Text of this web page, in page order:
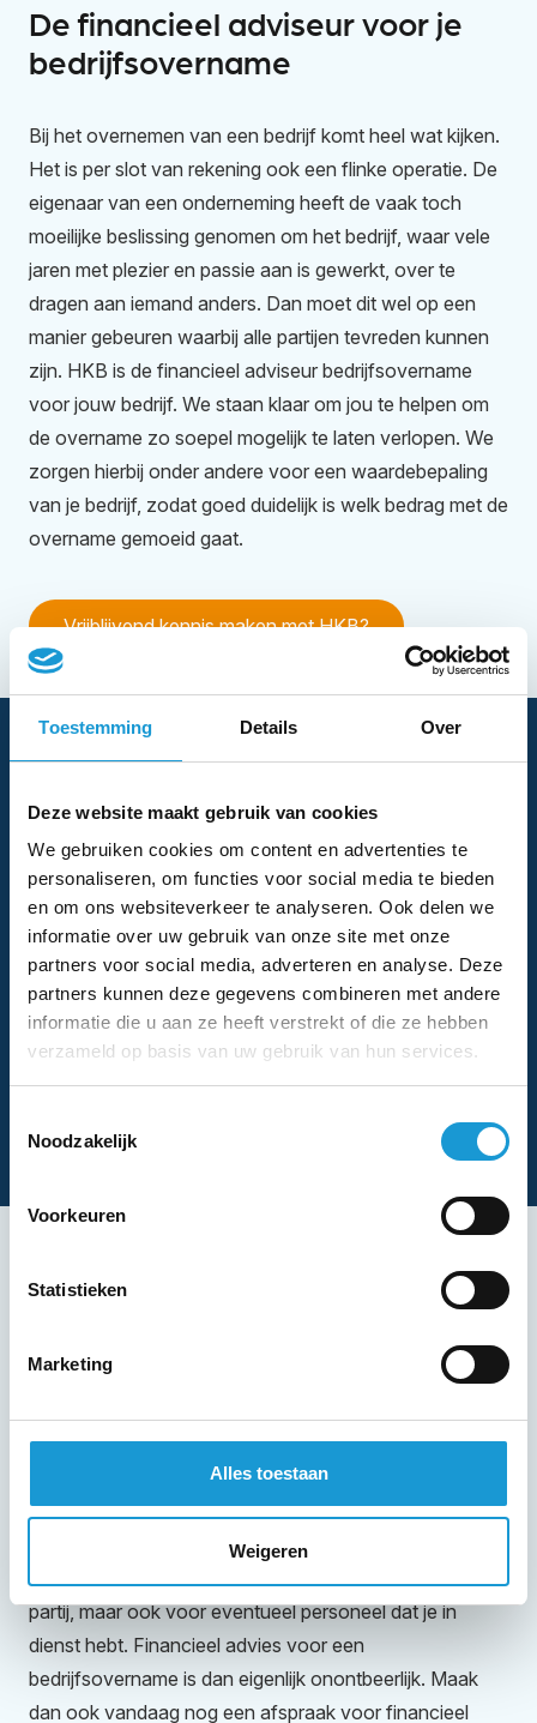
Toestemming Details Over
Deze website maakt gebruik van cookies
We gebruiken cookies om content en advertenties te
personaliseren, om functies voor social media te bieden
en om ons websiteverkeer te analyseren. Ook delen we
informatie over uw gebruik van onze site met onze
partners voor social media, adverteren en analyse. Deze
partners kunnen deze gegevens combineren met andere
informatie die u aan ze heeft verstrekt of die ze hebben
verzameld op basis van uw gebruik van hun services.
Noodzakelijk
Voorkeuren
Statistieken
Marketing
Alles toestaan
Weigeren
De financieel adviseur voor je
bedrijfsovername
Bij het overnemen van een bedrijf komt heel wat kijken.
Het is per slot van rekening ook een flinke operatie. De
eigenaar van een onderneming heeft de vaak toch
moeilijke beslissing genomen om het bedrijf, waar vele
jaren met plezier en passie aan is gewerkt, over te
dragen aan iemand anders. Dan moet dit wel op een
manier gebeuren waarbij alle partijen tevreden kunnen
zijn. HKB is de financieel adviseur bedrijfsovername
voor jouw bedrijf. We staan klaar om jou te helpen om
de overname zo soepel mogelijk te laten verlopen. We
zorgen hierbij onder andere voor een waardebepaling
van je bedrijf, zodat goed duidelijk is welk bedrag met de
overname gemoeid gaat.
Vrijblijvend kennis maken met HKB?
Financieel advies bij een
Een bedrijf overnemen is niet iets wat zomaar gedaan
kan worden. Er moet duidelijk op papier staan wat een
bedrijf waard is, welke onderdelen bij dit bedrijf horen en
welke verantwoordelijkheden moeten worden
overgenomen. We hebben bij HKB al bij een groot
aantal bedrijfsovernames geholpen en weten dan ook
precies waar allemaal op moet worden gelet. Als jij
besluit dat bij HKB een financieel adviseur voor je
bedrijfsovername inschakelen de juiste stap is, dan
Een financieel adviseur voor je
bedrijfsovername inschakelen
HKB is gespecialiseerd in alle vormen van
bedrijven succesvol te maken, maar ook om het plezier
in het ondernemen weer terug te krijgen. Een van de
onderdelen die hierbij vaak voorkomt is het laten
overnemen van een onderneming. Dit is iets wat je zo
goed mogelijk wil regelen, voor jezelf, voor de andere
partij, maar ook voor eventueel personeel dat je in
dienst hebt. Financieel advies voor een
bedrijfsovername is dan eigenlijk onontbeerlijk. Maak
dan ook vandaag nog een afspraak voor financieel